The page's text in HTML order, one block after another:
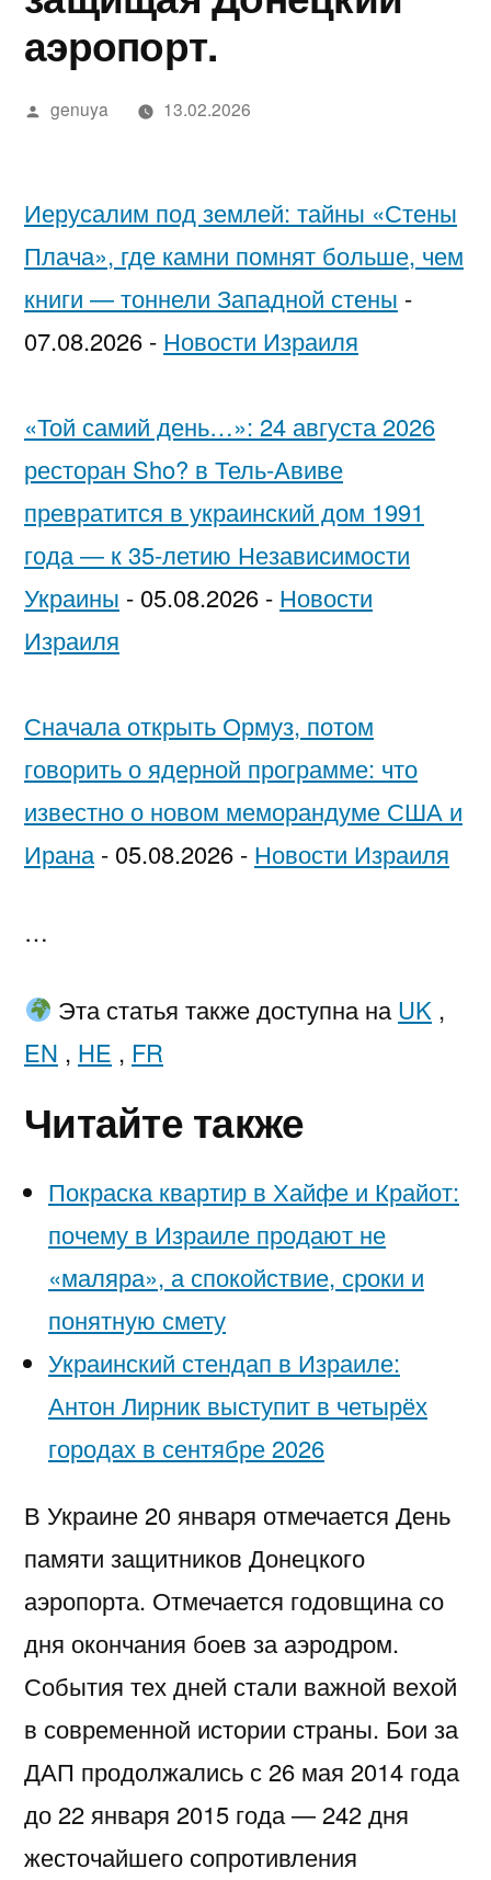
נחש
—
חשפניות
וכיצד
להגן
על
עצמן
2025in
Key
Trying
to
Pick
Other
בדיקה
в
Google»
מידע,
מודעות
ואבחון
аэропорт.
Написано
genuya 13.02.2026
Иерусалим под землей: тайны «Стены
Плача», где камни помнят больше, чем
книги — тоннели Западной стены -
07.08.2026 - Новости Израиля
«Той самий день…»: 24 августа 2026
ресторан Sho? в Тель-Авиве
превратится в украинский дом 1991
года — к 35-летию Независимости
Украины - 05.08.2026 - Новости
Израиля
Сначала открыть Ормуз, потом
говорить о ядерной программе: что
известно о новом меморандуме США и
Ирана - 05.08.2026 - Новости Израиля
…
Эта статья также доступна на UK ,
EN , HE , FR
Читайте также
Покраска квартир в Хайфе и Крайот:
почему в Израиле продают не
«маляра», а спокойствие, сроки и
понятную смету
Украинский стендап в Израиле:
Антон Лирник выступит в четырёх
городах в сентябре 2026
В Украине 20 января отмечается День
памяти защитников Донецкого
аэропорта. Отмечается годовщина со
дня окончания боев за аэродром.
События тех дней стали важной вехой
в современной истории страны. Бои за
ДАП продолжались с 26 мая 2014 года
до 22 января 2015 года — 242 дня
жесточайшего сопротивления